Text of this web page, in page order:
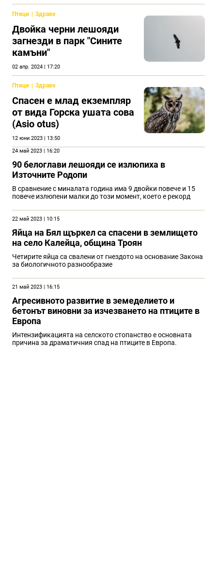
Птици Здраве
Двойка черни лешояди
загнезди в парк "Сините
камъни"
02 апр. 2024 | 17:20
Птици Здраве
Спасен е млад екземпляр
от вида Горска ушата сова
(Asio otus)
12 юни 2023 | 13:50
24 май 2023 | 16:20
90 белоглави лешояди се излюпиха в
Източните Родопи
В сравнение с миналата година има 9 двойки повече и 15
повече излюпени малки до този момент, което е рекорд
22 май 2023 | 10:15
Яйца на Бял щъркел са спасени в землището
на село Калейца, община Троян
Четирите яйца са свалени от гнездото на основание Закона
за биологичното разнообразие
21 май 2023 | 16:15
Агресивното развитие в земеделието и
бетонът виновни за изчезването на птиците в
Европа
Интензификацията на селското стопанство е основната
причина за драматичния спад на птиците в Европа.